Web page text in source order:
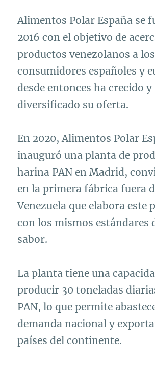
Alimentos Polar España se
2016 con el objetivo de
productos venezolanos a los
consumidores españoles y
desde entonces ha crecido y
diversificado su oferta.
En 2020, Alimentos Polar
inauguró una planta de
harina PAN en Madrid,
en la primera fábrica fuera
Venezuela que elabora este
con los mismos estándares
sabor.
La planta tiene una
producir 30 toneladas
PAN, lo que permite
demanda nacional y
países del continente.